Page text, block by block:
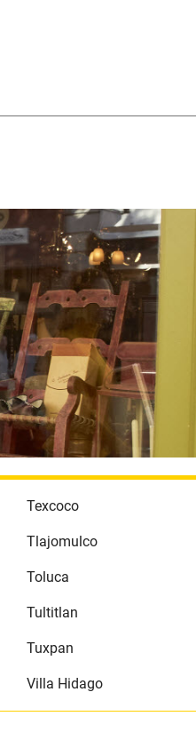
Texcoco
Tlajomulco
Toluca
Tultitlan
Tuxpan
Villa Hidago